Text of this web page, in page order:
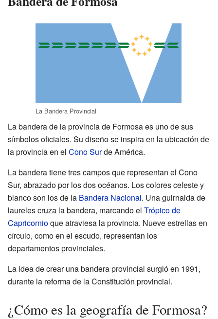
La Bandera Provincial
La bandera de la provincia de Formosa es uno de sus
símbolos oficiales. Su diseño se inspira en la ubicación de
la provincia en el Cono Surde América.
La bandera tiene tres campos que representan el Cono
Sur, abrazado por los dos océanos. Los colores celeste y
blanco son los de la Bandera Nacional. Una guirnalda de
laureles cruza la bandera, marcando el Trópico de
Capricornioque atraviesa la provincia. Nueve estrellas en
círculo, como en el escudo, representan los
departamentos provinciales.
La idea de crear una bandera provincial surgió en 1991,
durante la reforma de la Constitución provincial.
¿Cómo es la geografía de Formosa?